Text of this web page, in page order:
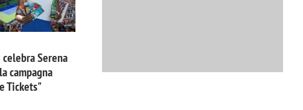
Serena
campagna
Tickets"